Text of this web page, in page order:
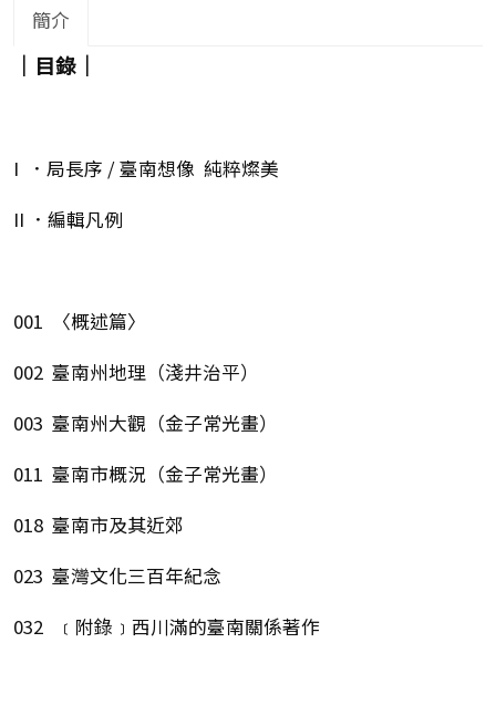
簡介
｜目錄｜
I ．局長序 / 臺南想像 純粹燦美
II ．編輯凡例
001 〈概述篇〉
002 臺南州地理（淺井治平）
003 臺南州大觀（金子常光畫）
011 臺南市概況（金子常光畫）
018 臺南市及其近郊
023 臺灣文化三百年紀念
032 ﹝附錄﹞西川滿的臺南關係著作